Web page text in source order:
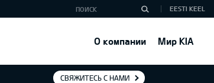
О компании Мир KIA
EESTI KEEL
СВЯЖИТЕСЬ С НАМИ